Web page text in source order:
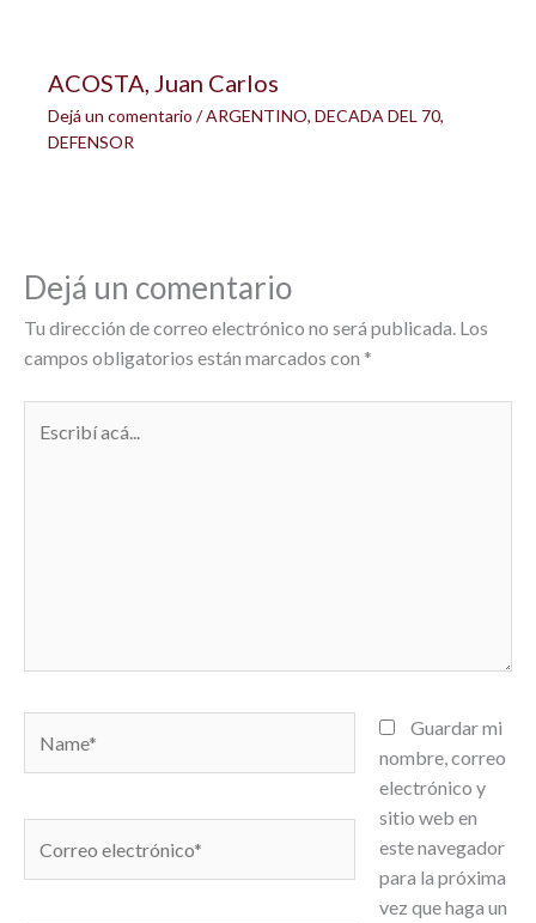
ACOSTA, Juan Carlos
Dejá un comentario /ARGENTINO, DECADA DEL 70,
DEFENSOR
Dejá un comentario
Tu dirección de correo electrónico no será publicada. Los
campos obligatorios están marcados con *
acá...
electrónico*
Guardar mi
nombre, correo
electrónico y
sitio web en
este navegador
para la próxima
vez que haga un